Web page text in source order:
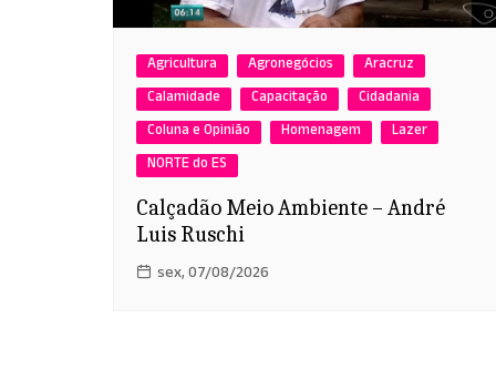
Agricultura Agronegócios
Aracruz
Calamidade
Capacitação
Cidadania
Coluna e Opinião
Homenagem
Lazer
NORTE do ES
Calçadão Meio Ambiente – André
Luis Ruschi
sex, 07/08/2026